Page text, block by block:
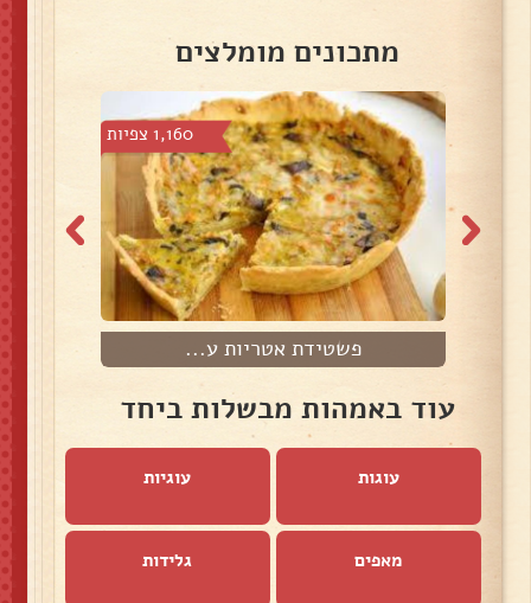
מתכונים מומלצים
1,160 צפיות
פשטידת אטריות ע...
עוד באמהות מבשלות ביחד
עוגות עוגיות
מאפים גלידות